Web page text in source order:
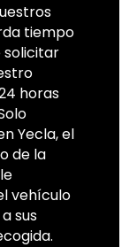
tiempo
solicitar
horas
Yecla, el
de la
vehículo
sus